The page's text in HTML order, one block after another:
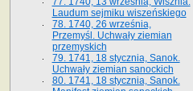
Laudum sejmiku wiszeńskiego
78. 1740, 26 września,
Przemyśl. Uchwały ziemian
przemyskich
79. 1741, 18 stycznia, Sanok.
Uchwały ziemian sanockich
80. 1741, 18 stycznia, Sanok.